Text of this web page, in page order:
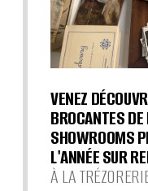
VENEZ
BROCANTES
SHOWROOMS
L'ANNÉE SUR
À LA